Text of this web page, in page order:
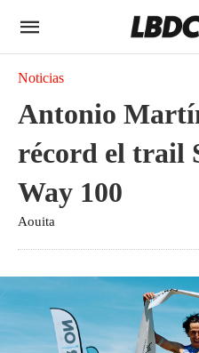
Noticias
Antonio
récord el trail
Way 100
Aouita